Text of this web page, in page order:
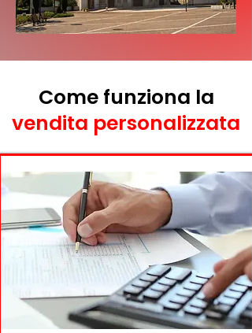
Come funziona la
vendita personalizzata